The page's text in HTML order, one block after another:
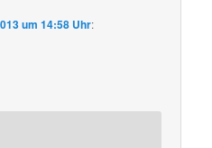
um 14:58 Uhr: